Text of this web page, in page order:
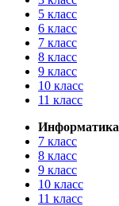
5 класс
6 класс
7 класс
8 класс
9 класс
10 класс
11 класс
Информатика
7 класс
8 класс
9 класс
10 класс
11 класс